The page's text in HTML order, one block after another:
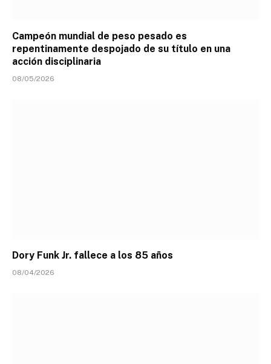
Campeón mundial de peso pesado es
repentinamente despojado de su título en una
acción disciplinaria
08/05/2026
Dory Funk Jr. fallece a los 85 años
08/04/2026